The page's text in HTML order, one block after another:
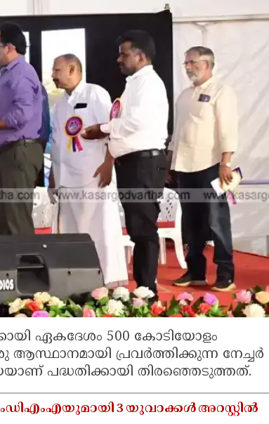
ഏകദേശം 500 കോടിയോളം
പ്രവർത്തിക്കുന്ന നേച്ചർ
പദ്ധതിക്കായി തിരഞ്ഞെടുത്തത്.
3 യുവാക്കൾ അറസ്റ്റിൽ